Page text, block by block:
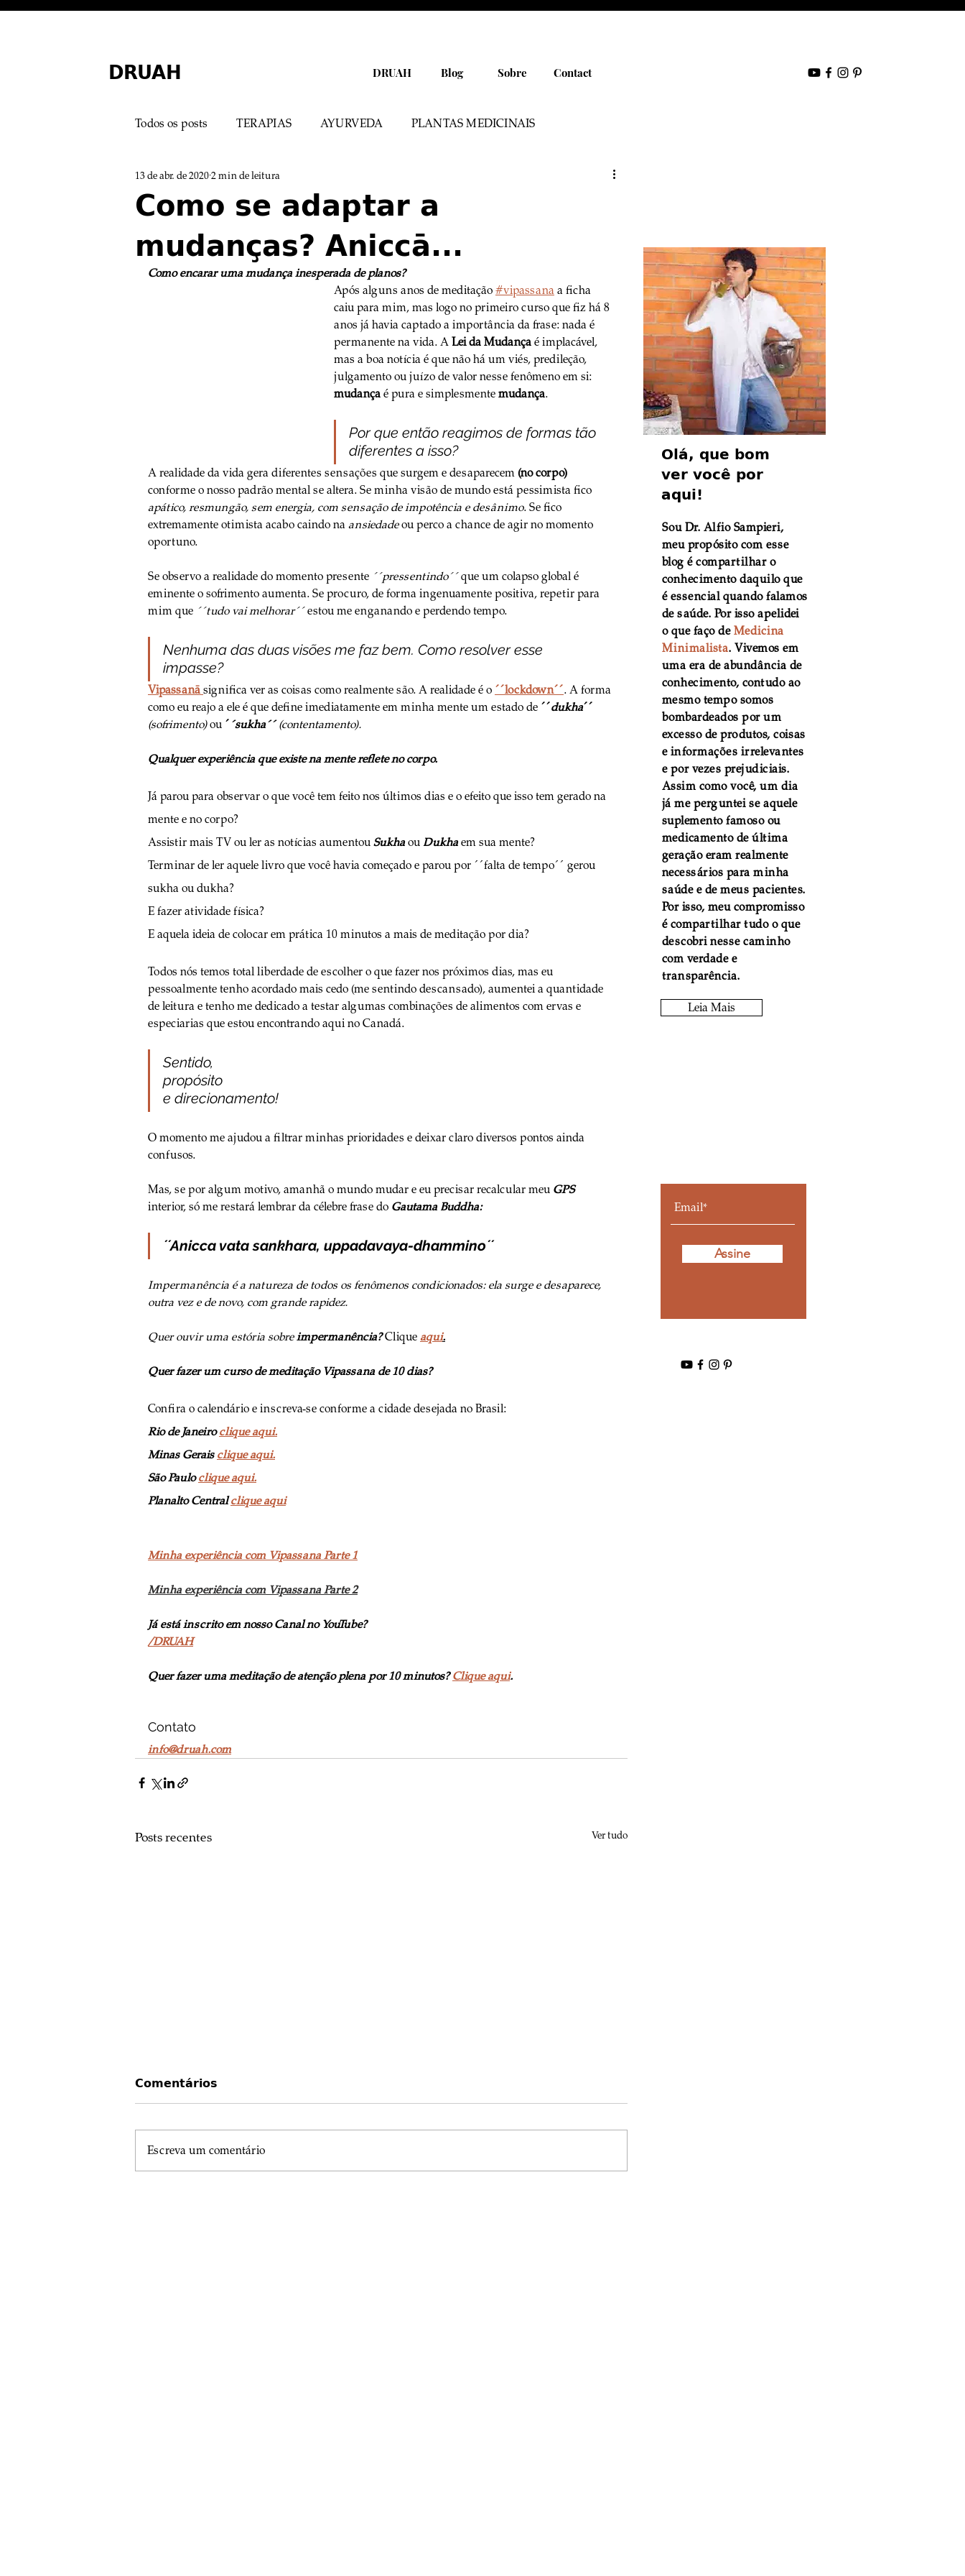
DRUAH DRUAH Blog Sobre Contact
Todos os posts TERAPIAS AYURVEDA PLANTAS MEDICINAIS
MEDICINA MINIMALISTA
Mistérios Médicos Mentalidade Saúde
Como se adaptar a
mudanças? Aniccā...
13 de abr. de 20202 min de leitura
Como encarar uma mudança inesperada de planos?
Após alguns anos de meditação #vipassana a ficha
caiu para mim, mas logo no primeiro curso que fiz há 8
anos já havia captado a importância da frase: nada é
permanente na vida. A Lei da Mudança é implacável,
mas a boa notícia é que não há um viés, predileção,
julgamento ou juízo de valor nesse fenômeno em si:
mudança é pura e simplesmente mudança.
Por que então reagimos de formas tão
diferentes a isso?
A realidade da vida gera diferentes sensações que surgem e desaparecem (no corpo)
conforme o nosso padrão mental se altera. Se minha visão de mundo está pessimista fico
apático, resmungão, sem energia, com sensação de impotência e desânimo. Se fico
extremamente otimista acabo caindo na ansiedade ou perco a chance de agir no momento
oportuno.
Se observo a realidade do momento presente ´´pressentindo´´ que um colapso global é
eminente o sofrimento aumenta. Se procuro, de forma ingenuamente positiva, repetir para
mim que ´´tudo vai melhorar´´ estou me enganando e perdendo tempo.
Nenhuma das duas visões me faz bem. Como resolver esse
impasse?
Vipassanā significa ver as coisas como realmente são. A realidade é o ´´lockdown´´. A forma
como eu reajo a ele é que define imediatamente em minha mente um estado de ´´dukha´´
(sofrimento) ou ´ ´sukha´´ (contentamento).
Qualquer experiência que existe na mente reflete no corpo.
Já parou para observar o que você tem feito nos últimos dias e o efeito que isso tem gerado na
mente e no corpo?
Assistir mais TV ou ler as notícias aumentou Sukha ou Dukha em sua mente?
Terminar de ler aquele livro que você havia começado e parou por ´´falta de tempo´´ gerou
sukha ou dukha?
E fazer atividade física?
E aquela ideia de colocar em prática 10 minutos a mais de meditação por dia?
Todos nós temos total liberdade de escolher o que fazer nos próximos dias, mas eu
pessoalmente tenho acordado mais cedo (me sentindo descansado), aumentei a quantidade
de leitura e tenho me dedicado a testar algumas combinações de alimentos com ervas e
especiarias que estou encontrando aqui no Canadá.
Sentido,
propósito
e direcionamento!
O momento me ajudou a filtrar minhas prioridades e deixar claro diversos pontos ainda
confusos.
Mas, se por algum motivo, amanhã o mundo mudar e eu precisar recalcular meu GPS
interior, só me restará lembrar da célebre frase do Gautama Buddha:
´´Anicca vata sankhara, uppadavaya-dhammino´´
Impermanência é a natureza de todos os fenômenos condicionados: ela surge e desaparece,
outra vez e de novo, com grande rapidez.
Quer ouvir uma estória sobre impermanência? Clique aqui.
Quer fazer um curso de meditação Vipassana de 10 dias?
Confira o calendário e inscreva-se conforme a cidade desejada no Brasil:
Rio de Janeiro clique aqui.
Minas Gerais clique aqui.
São Paulo clique aqui.
Planalto Central clique aqui
Minha experiência com Vipassana Parte 1
Minha experiência com Vipassana Parte 2
Já está inscrito em nosso Canal no YouTube?
/DRUAH
Quer fazer uma meditação de atenção plena por 10 minutos? Clique aqui.
Contato
info@druah.com
Posts recentes Ver tudo
Comentários
Escreva um comentário
Olá, que bom
ver você por
aqui!
Sou Dr. Alfio Sampieri,
meu propósito com esse
blog é compartilhar o
conhecimento daquilo que
é essencial quando falamos
de saúde. Por isso apelidei
o que faço de Medicina
Minimalista. Vivemos em
uma era de abundância de
conhecimento, contudo ao
mesmo tempo somos
bombardeados por um
excesso de produtos, coisas
e informações irrelevantes
e por vezes prejudiciais.
Assim como você, um dia
já me perguntei se aquele
suplemento famoso ou
medicamento de última
geração eram realmente
necessários para minha
saúde e de meus pacientes.
Por isso, meu compromisso
é compartilhar tudo o que
descobri nesse caminho
com verdade e
transparência.
Leia Mais
Assine